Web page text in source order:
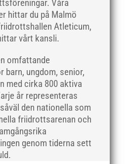
Våra
hittar du på Malmö
Atleticum,
vårt kansli.
omfattande
barn, ungdom, senior,
med cirka 800 aktiva
år representeras
den nationella som
friidrottsarenan och
genom tiderna sett